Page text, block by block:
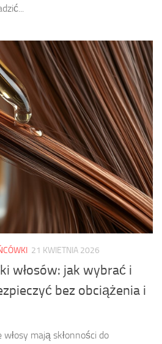
21 KWIETNIA 2026
włosów: jak wybrać i
bez obciążenia i
mają skłonności do